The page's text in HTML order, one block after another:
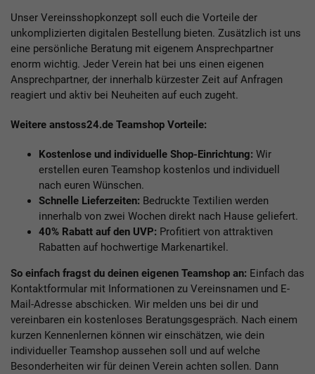
Unser Vereinsshopkonzept soll euch die Vorteile der
unkomplizierten digitalen Bestellung bieten. Zusätzlich ist uns
eine persönliche Beratung mit eigenem Ansprechpartner
enorm wichtig. Jeder Verein hat bei uns einen eigenen
Ansprechpartner, der innerhalb kürzester Zeit auf Anfragen
reagiert und aktiv bei Neuheiten auf euch zugeht.
Weitere anstoss24.de Teamshop Vorteile:
Kostenlose und individuelle Shop-Einrichtung: Wir
erstellen euren Teamshop kostenlos und individuell
nach euren Wünschen.
Schnelle Lieferzeiten: Bedruckte Textilien werden
innerhalb von zwei Wochen direkt nach Hause geliefert.
40% Rabatt auf den UVP: Profitiert von attraktiven
Rabatten auf hochwertige Markenartikel.
So einfach fragst du deinen eigenen Teamshop an: Einfach das
Kontaktformular mit Informationen zu Vereinsnamen und E-
Mail-Adresse abschicken. Wir melden uns bei dir und
vereinbaren ein kostenloses Beratungsgespräch. Nach einem
kurzen Kennenlernen können wir einschätzen, wie dein
individueller Teamshop aussehen soll und auf welche
Besonderheiten wir für deinen Verein achten sollen. Dann